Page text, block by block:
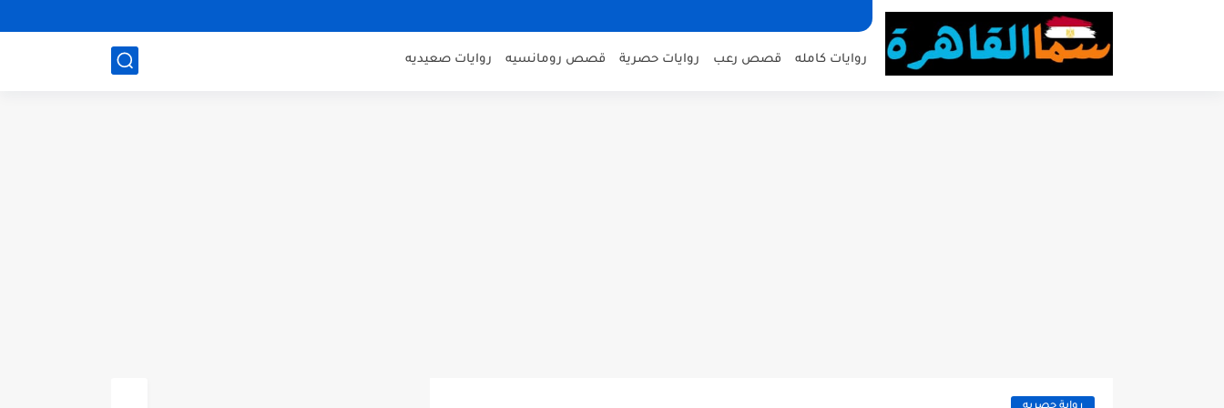
روايات كامله قصص رعب روايات حصرية قصص رومانسيه روايات صعيديه